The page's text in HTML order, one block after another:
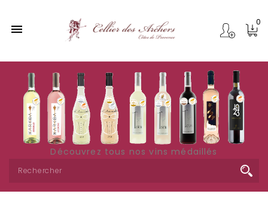

0
Découvrez tous nos vins médaillés